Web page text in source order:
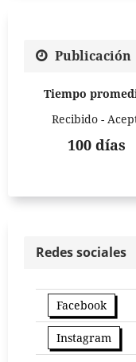
Publicación
Tiempo
Recibido -
100 días
Redes sociales
Facebook
Instagram